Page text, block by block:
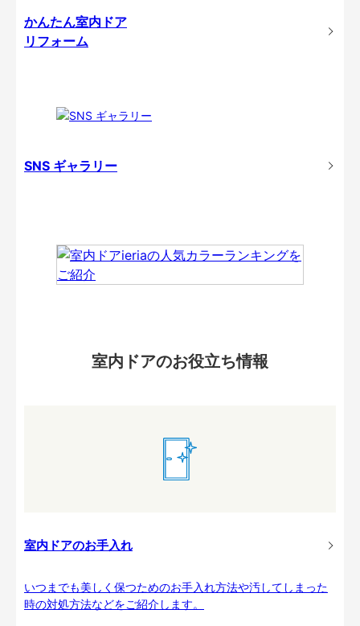
かんたん室内ドア
リフォーム
SNS ギャラリー
室内ドアのお役立ち情報
室内ドアのお手入れ
いつまでも美しく保つためのお手入れ方法や汚してしまった
時の対処方法などをご紹介します。